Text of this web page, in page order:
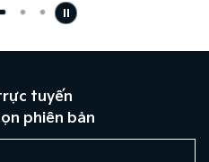
tuyến
phiên bản